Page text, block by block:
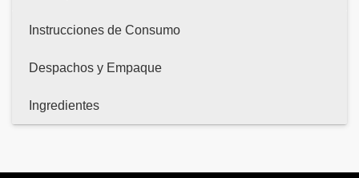
Instrucciones de Consumo
Despachos y Empaque
Ingredientes